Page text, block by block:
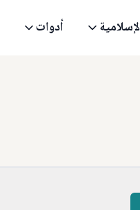
أدوات